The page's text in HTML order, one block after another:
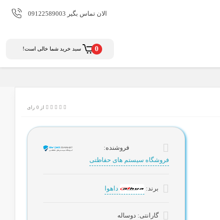
الان تماس بگیر 09122589003
آژیر و بلندگو
0 سبد خرید شما خالی است!
از 0 رای
فروشنده:
فروشگاه سیستم های حفاظتی
برند: داهوا
گارانتی: دوساله